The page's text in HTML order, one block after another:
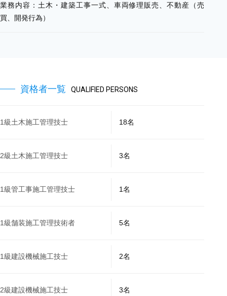
業務内容：土木・建築工事一式、車両修理販売、不動産（売
買、開発行為）
資格者一覧 QUALIFIED PERSONS
1級⼟⽊施⼯管理技⼠ 18名
2級⼟⽊施⼯管理技⼠ 3名
1級管⼯事施⼯管理技⼠ 1名
1級舗装施⼯管理技術者 5名
1級建設機械施⼯技⼠ 2名
2級建設機械施⼯技⼠ 3名